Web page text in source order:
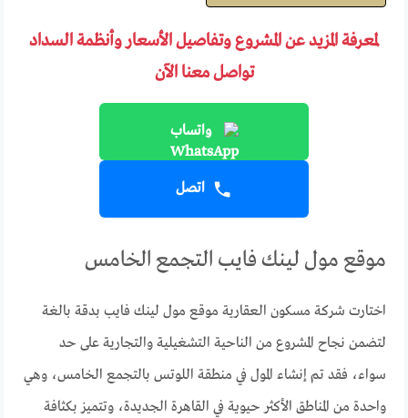
لمعرفة المزيد عن المشروع وتفاصيل الأسعار وأنظمة السداد
تواصل معنا الآن
واتساب
اتصل
موقع مول لينك فايب التجمع الخامس
اختارت شركة مسكون العقارية موقع مول لينك فايب بدقة بالغة
لتضمن نجاح المشروع من الناحية التشغيلية والتجارية على حد
سواء، فقد تم إنشاء المول في منطقة اللوتس بالتجمع الخامس، وهي
واحدة من المناطق الأكثر حيوية في القاهرة الجديدة، وتتميز بكثافة